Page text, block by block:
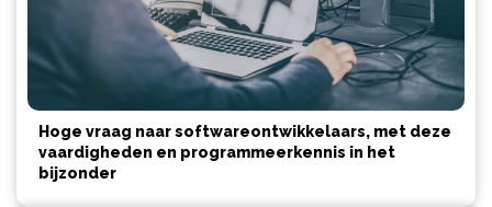
Hoge vraag naar softwareontwikkelaars, met deze
vaardigheden en programmeerkennis in het
bijzonder